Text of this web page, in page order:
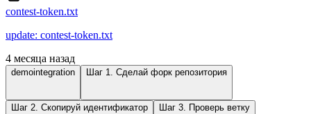
contest-token.txt
update: contest-token.txt
4 месяца назад
demointegration Шаг 1. Сделай форк репозитория
Шаг 2. Скопируй идентификатор Шаг 3. Проверь ветку